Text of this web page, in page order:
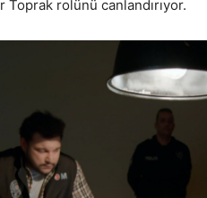
rolünü canlandırıyor.